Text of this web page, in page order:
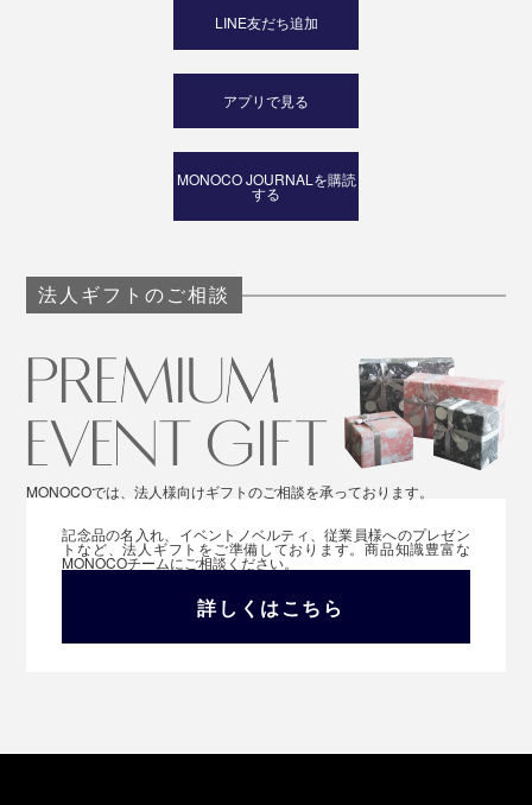
天然岩塩は溶けやすく、岩塩といっしょに、
『MANGETSU（満月）』『SINGETSU（新月）』の香
入れることをおすすめします。
38～40℃のややぬるめのお湯に、15～20分ほど、ゆっ
くり浸かりましょう。浸かった後は、シャワーで流さず
に、そのまま上がってください（バスソルトの香りは、
ほとんど残りません）
るといった高い温浴効果で、全身ホカホカ、肌しっと
り。
LINE友だち追加
アプリで見る
MONOCO JOURNALを購読
する
法人ギフトのご相談
MONOCOでは、法人様向けギフトのご相談を承っております。
記念品の名入れ、イベントノベルティ、従業員様へのプレゼン
トなど、法人ギフトをご準備しております。商品知識豊富な
MONOCOチームにご相談ください。
詳しくはこちら